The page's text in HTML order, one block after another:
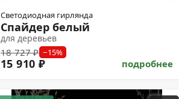
Светодиодная гирлянда
Спайдер белый
для деревьев
18 727 ₽ −15%
15 910 ₽ подробнее